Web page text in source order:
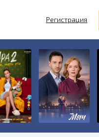
Регистрация